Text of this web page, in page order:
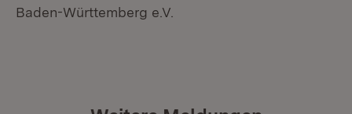
Baden-Württemberg e.V.